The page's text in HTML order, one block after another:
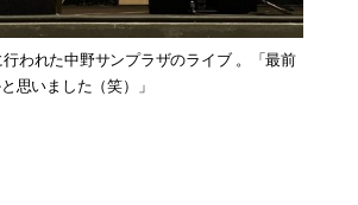
行われた中野サンプラザのライブ 。「最前
思いました（笑）」